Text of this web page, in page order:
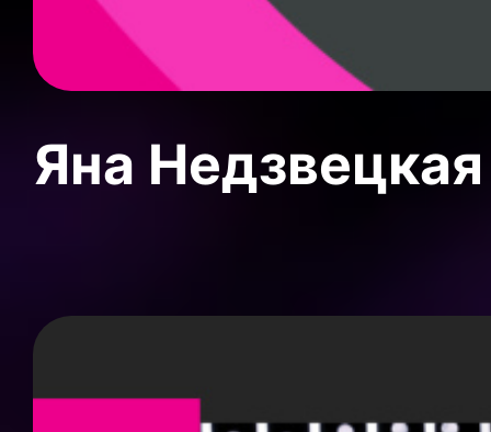
Яна Недзвецкая